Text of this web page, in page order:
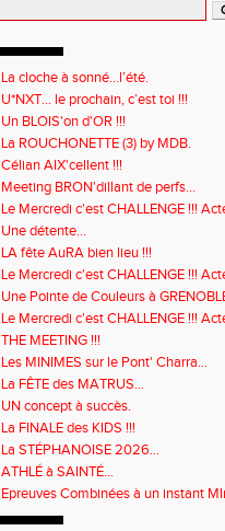
La cloche à sonné…l’été.
U*NXT... le prochain, c’est toi !!!
Un BLOIS'on d'OR !!!
La ROUCHONETTE (3) by MDB.
Célian AIX'cellent !!!
Meeting BRON'dillant de perfs...
Le Mercredi c'est CHALLENGE !!!
Une détente...
LA fête AuRA bien lieu !!!
Le Mercredi c'est CHALLENGE !!!
Une Pointe de Couleurs à
Le Mercredi c'est CHALLENGE !!!
THE MEETING !!!
Les MINIMES sur le Pont' Charra...
La FÊTE des MATRUS...
UN concept à succès.
La FINALE des KIDS !!!
La STÉPHANOISE 2026...
ATHLÉ à SAINTÉ...
Epreuves Combinées à un instant